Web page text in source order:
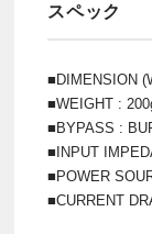
スペック
■DIMENSION
■WEIGHT :
■BYPASS :
■INPUT
■POWER
■CURRENT